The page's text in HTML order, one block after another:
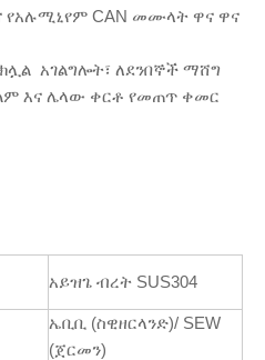
CAN መሙላት ዋና ዋና
አገልግሎት፣ ለደንበኞች ማሸግ
እና ሌላው ቀርቶ የመጠጥ ቀመር
አይዝጌ ብረት SUS304
ኤቢቢ (ስዊዘርላንድ)/ SEW
(ጀርመን)